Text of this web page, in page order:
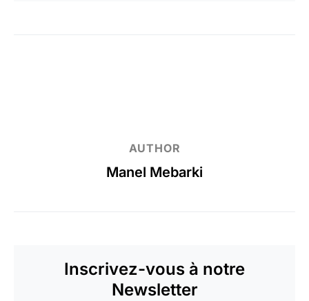
AUTHOR
Manel Mebarki
Inscrivez-vous à notre
Newsletter